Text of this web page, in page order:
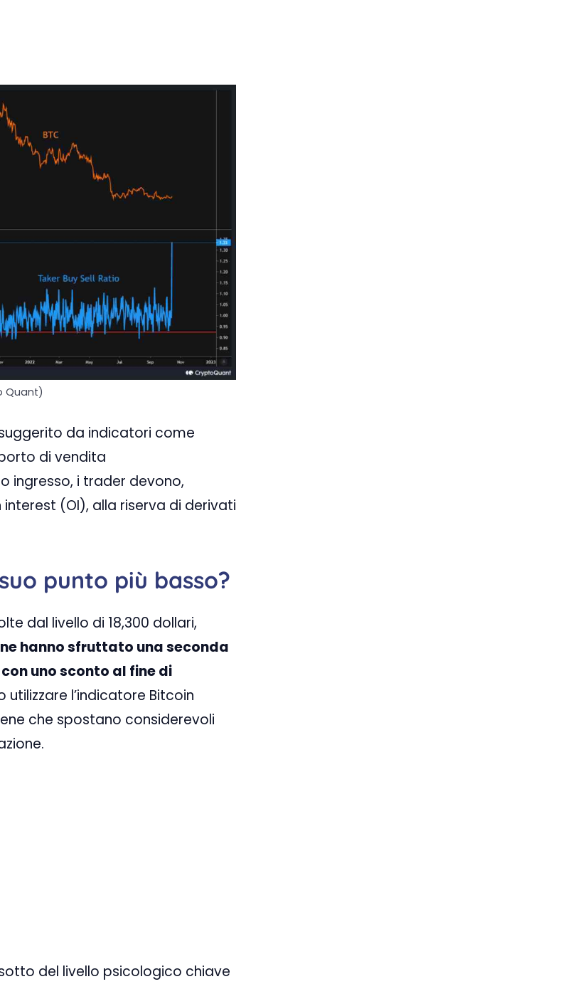
Quant)
da indicatori come
di vendita
ingresso, i trader devono,
(OI), alla riserva di derivati
punto più basso?
dal livello di 18,300 dollari,
hanno sfruttato una seconda
uno sconto al fine di
utilizzare l’indicatore Bitcoin
che spostano considerevoli
del livello psicologico chiave